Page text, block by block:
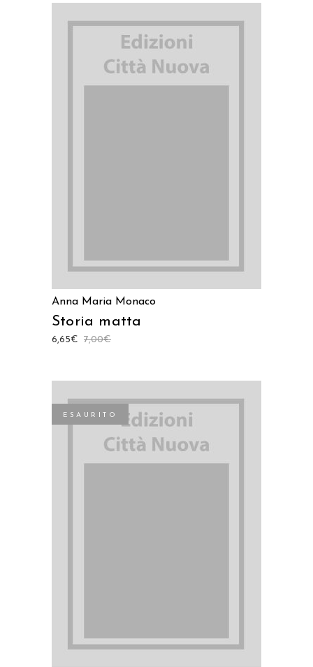
Anna Maria Monaco
Storia matta
7,00€
6,65€
ESAURITO